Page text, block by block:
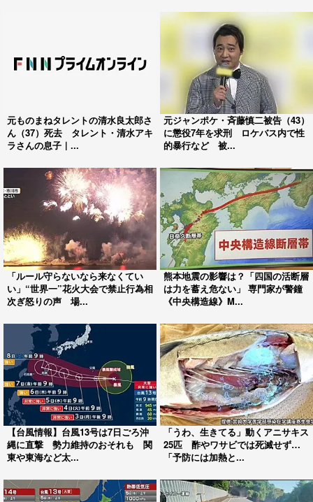
元ものまねタレントの清水良太郎さ
ん（37）死去 タレント・清水アキ
ラさんの息子｜...
元ジャンポケ・斉藤慎二被告（43）
に懲役7年を求刑 ロケバス内で性
的暴行など 被...
「ルール守らないなら来なくてい
い」“世界一”花火大会で禁止行為相
次ぎ怒りの声 場...
熊本地震の影響は？「四国の活断層
は力を蓄え危ない」 専門家が警鐘
《中央構造線》M...
【台風情報】台風13号は7日ごろ沖
縄に直撃 勢力維持のおそれも 関
東や東海など太...
「うわ、生きてる」動くアニサキス
25匹 酢やワサビでは死滅せず…
「予防には加熱と...